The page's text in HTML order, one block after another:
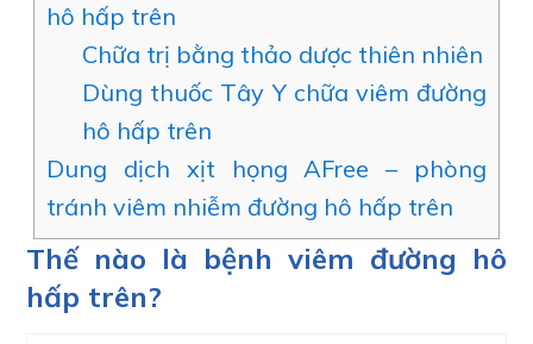
hô hấp trên
Chữa trị bằng thảo dược thiên nhiên
Dùng thuốc Tây Y chữa viêm đường
hô hấp trên
Dung dịch xịt họng AFree – phòng
tránh viêm nhiễm đường hô hấp trên
Thế nào là bệnh viêm đường hô
hấp trên?